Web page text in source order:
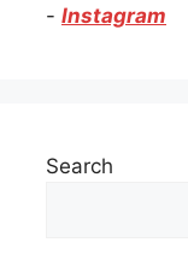
- Instagram
Search